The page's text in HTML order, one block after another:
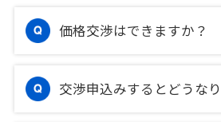
価格交渉はできますか？
交渉申込みするとどうな